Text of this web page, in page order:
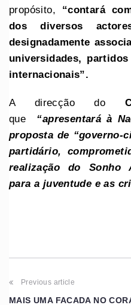
propósito, “contará
dos diversos
designadamente
universidades,
internacionais”.
A direcção do
que
“apresentará à
proposta de “governo-
partidário,
realização do Sonho
para a juventude e as
Previous article
MAIS UMA FACADA NO